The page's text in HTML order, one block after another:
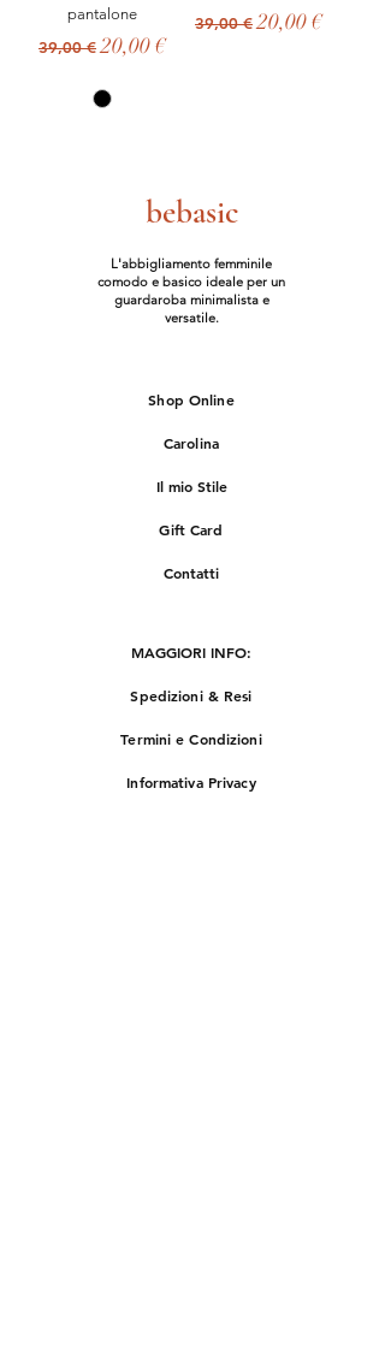
pantalone
Prezzo regolare
39,00 €Prezzo scontato
20,00 €
Prezzo regolare
39,00 €Prezzo scontato
20,00 €
bebasic
L'abbigliamento femminile
comodo e basico ideale per un
guardaroba minimalista e
versatile.
Shop Online
Carolina
Il mio Stile
Gift Card
Contatti
MAGGIORI INFO:
Spedizioni & Resi
Termini e Condizioni
Informativa Privacy